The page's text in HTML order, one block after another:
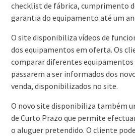
checklist de fábrica, cumprimento
garantia do equipamento até um
O site disponibiliza vídeos de
dos equipamentos em oferta. Os
comparar diferentes
passarem a ser informados dos
venda, disponibilizados no site.
O novo site disponibiliza também
de Curto Prazo que permite
o aluguer pretendido. O cliente